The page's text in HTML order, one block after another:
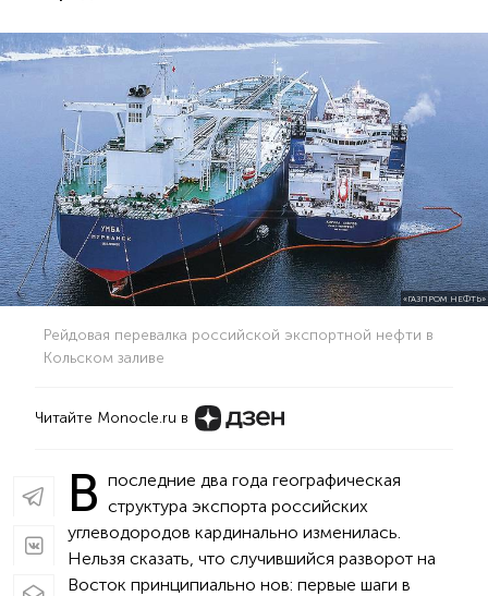
«ГАЗПРОМ НЕФТЬ»
Рейдовая перевалка российской экспортной нефти в
Кольском заливе
Читайте Monocle.ru в
В последние два года географическая
структура экспорта российских
углеводородов кардинально изменилась.
Нельзя сказать, что случившийся разворот на
Восток принципиально нов: первые шаги в